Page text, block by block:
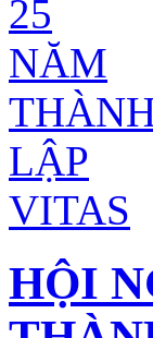
HỘI